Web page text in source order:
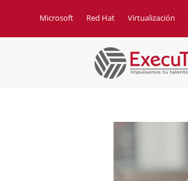
Microsoft Red Hat Virtualización